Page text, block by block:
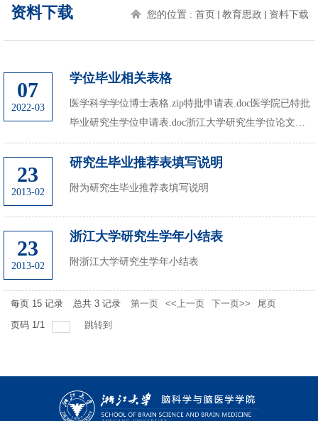
资料下载 您的位置 : 首页 教育思政 资料下载
07
2022-03
学位毕业相关表格
医学科学学位博士表格.zip特批申请表.doc医学院已特批
毕业研究生学位申请表.doc浙江大学研究生学位论文暂缓
公开申请表.doc
23
2013-02
研究生毕业推荐表填写说明
附为研究生毕业推荐表填写说明
23
2013-02
浙江大学研究生学年小结表
附浙江大学研究生学年小结表
每页 15记录 总共 3记录 第一页 <<上一页 下一页>>
尾页
页码 1/1 跳转到